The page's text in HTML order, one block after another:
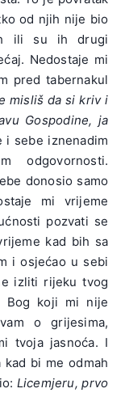
od njih nije bio
ili su ih drugi
Nedostaje mi
pred tabernakul
misliš da si kriv i
Gospodine, ja
i sebe iznenadim
odgovornosti.
donosio samo
mi vrijeme
pozvati se
kad bih sa
i osjećao u sebi
izliti rijeku tvog
Bog koji mi nije
o grijesima,
tvoja jasnoća. I
bi me odmah
Licemjeru, prvo